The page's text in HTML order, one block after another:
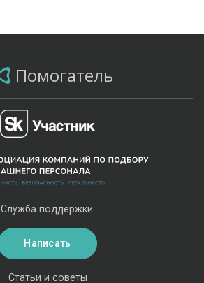
Помогатель
Статьи и советы
Служба поддержки:
Написать